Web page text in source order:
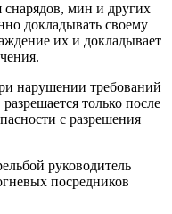
мин и других
докладывать своему
их и докладывает
нарушении требований
только после
с разрешения
руководитель
посредников